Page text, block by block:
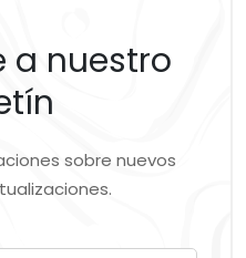
a nuestro
sobre nuevos